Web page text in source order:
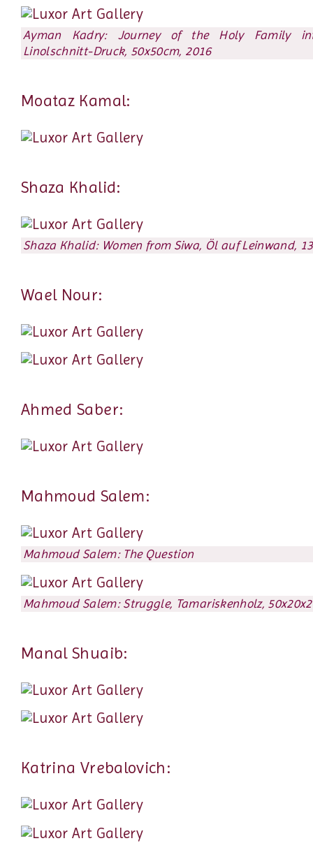
Ayman Kadry: Journey of the Holy Family
Linolschnitt-Druck, 50x50cm, 2016
Moataz Kamal:
Shaza Khalid:
Shaza Khalid: Women from Siwa, Öl auf Leinwand,
Wael Nour:
Ahmed Saber:
Mahmoud Salem:
Mahmoud Salem: The Question
Mahmoud Salem: Struggle, Tamariskenholz,
Manal Shuaib:
Katrina Vrebalovich: